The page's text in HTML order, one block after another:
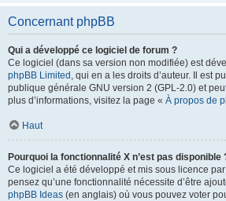
Concernant phpBB
Qui a développé ce logiciel de forum ?
Ce logiciel (dans sa version non modifiée) est
phpBB Limited , qui en a les droits d’auteur. Il est
publique générale GNU version 2 (GPL-2.0) et
plus d’informations, visitez la page « À propos de
Haut
Pourquoi la fonctionnalité X n’est pas disponible
Ce logiciel a été développé et mis sous licence
pensez qu’une fonctionnalité nécessite d’être
phpBB Ideas (en anglais) où vous pouvez voter